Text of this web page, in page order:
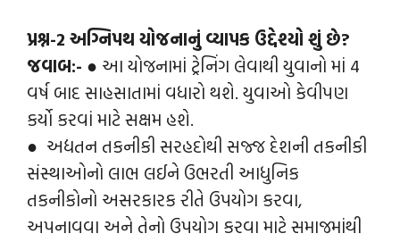
પ્રશ્ન-2 અગ્નિપથ યોજનાનું વ્યાપક ઉદ્દેશ્યો શું છે?
જવાબ:- ● આ યોજનામાં ટ્રેનિંગ લેવાથી યુવાનો માં 4
વર્ષ બાદ સાહસાતામાં વધારો થશે. યુવાઓ કેવીપણ
કર્યો કરવાં માટે સક્ષમ હશે.
● અદ્યતન તકનીકી સરહદોથી સજ્જ દેશની તકનીકી
સંસ્થાઓનો લાભ લઈને ઉભરતી આધુનિક
તકનીકોનો અસરકારક રીતે ઉપયોગ કરવા,
અપનાવવા અને તેનો ઉપયોગ કરવા માટે સમાજમાંથી